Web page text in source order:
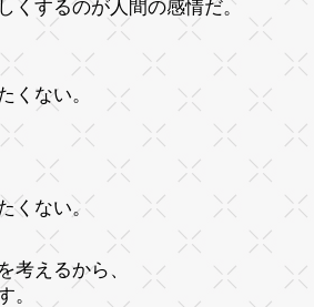
くするのが人間の感情だ。
くない。
くない。
考えるから、
。